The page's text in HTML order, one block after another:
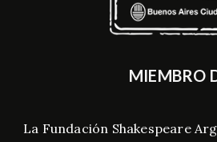
MIEMBRO
La Fundación Shakespeare